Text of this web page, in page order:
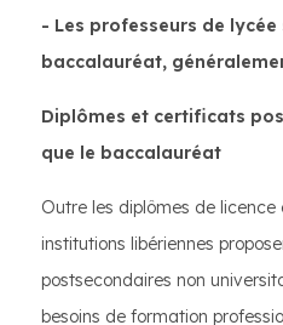
- Les professeurs de
baccalauréat,
Diplômes et certificats
que le baccalauréat
Outre les diplômes de licence
institutions libériennes
postsecondaires non
besoins de formation